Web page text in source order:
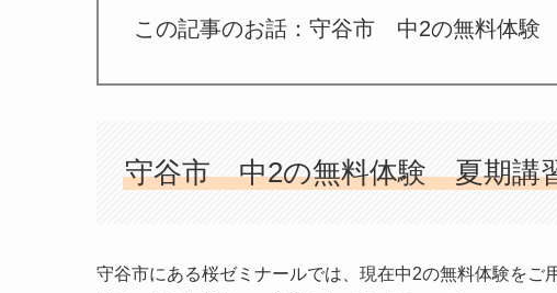
この記事のお話：守谷市 中2の無料体
守谷市 中2の無料体験 夏期
守谷市にある桜ゼミナールでは、現在中2の無料体験を